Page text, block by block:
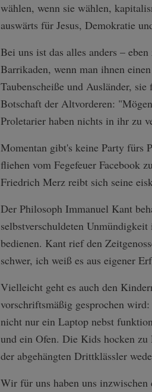
wählen, wenn sie wählen,
auswärts für Jesus, Demokratie
Bei uns ist das alles anders –
Barrikaden, wenn man ihnen
Taubenscheiße und Ausländer,
Botschaft der Altvorderen:
Proletarier haben nichts in ihr zu
Momentan gibt's keine Party fürs
fliehen vom Fegefeuer Facebook
Friedrich Merz reibt sich seine
Der Philosoph Immanuel Kant
selbstverschuldeten
bedienen. Kant rief den
schwer, ich weiß es aus eigener
Vielleicht geht es auch den
vorschriftsmäßig gesprochen
nicht nur ein Laptop nebst
und ein Ofen. Die Kids hocken zu
der abgehängten Drittklässler
Wir für uns haben uns